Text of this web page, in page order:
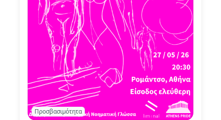
Προσβασιμότητα